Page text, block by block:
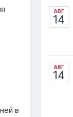
в
АВГ
14
АВГ
14